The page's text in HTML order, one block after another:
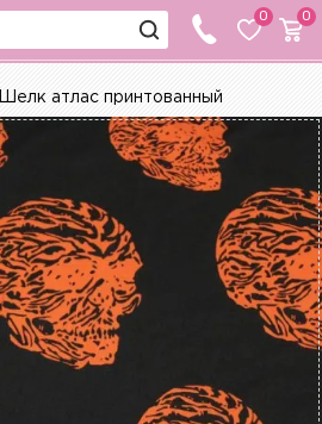
0 0
Шелк атлас принтованный